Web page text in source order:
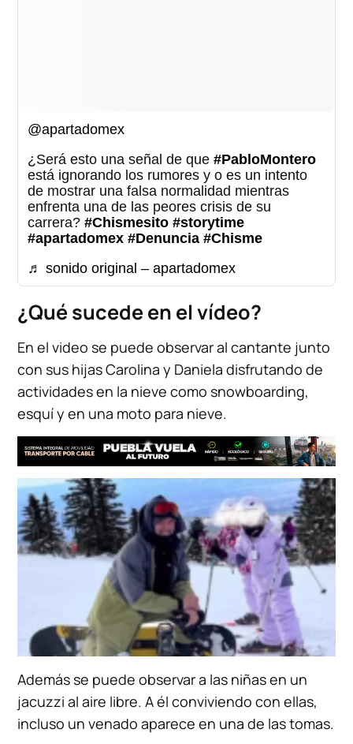
@apartadomex
¿Será esto una señal de que#PabloMontero
está ignorando los rumores y o es un intento
de mostrar una falsa normalidad mientras
enfrenta una de las peores crisis de su
carrera?#Chismesito #storytime
#apartadomex #Denuncia #Chisme
♬ sonido original – apartadomex
¿Qué sucede en el vídeo?
En el video se puede observar al cantante junto
con sus hijas Carolina y Daniela disfrutando de
actividades en la nieve como snowboarding,
esquí y en una moto para nieve.
Además se puede observar a las niñas en un
jacuzzi al aire libre. A él conviviendo con ellas,
incluso un venado aparece en una de las tomas.